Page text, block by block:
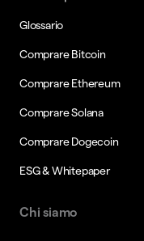
Glossario
Comprare Bitcoin
Comprare Ethereum
Comprare Solana
Comprare Dogecoin
ESG & Whitepaper
Chi siamo